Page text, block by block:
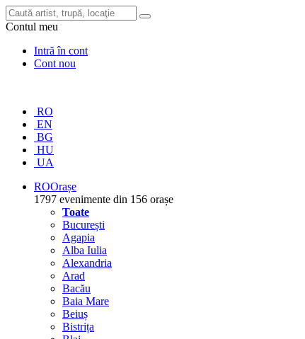
Contul meu
Intră în cont
Cont nou
RO
EN
BG
HU
UA
ROOrașe
1797 evenimente din 156 orașe
Toate
București
Agapia
Alba Iulia
Alexandria
Arad
Bacău
Baia Mare
Beiuș
Bistrița